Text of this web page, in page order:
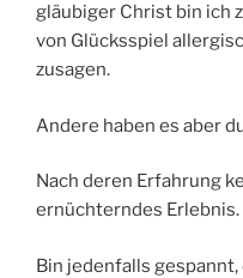
gläubiger Christ bin ich
von Glücksspiel
zusagen.
Andere haben es aber
Nach deren Erfahrung
ernüchterndes Erlebnis.
Bin jedenfalls